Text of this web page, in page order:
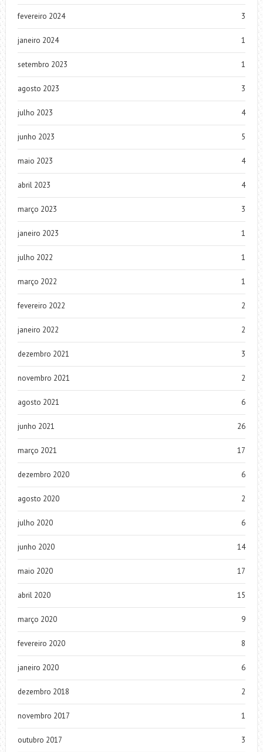
fevereiro 2024 3
janeiro 2024 1
setembro 2023 1
agosto 2023 3
julho 2023 4
junho 2023 5
maio 2023 4
abril 2023 4
março 2023 3
janeiro 2023 1
julho 2022 1
março 2022 1
fevereiro 2022 2
janeiro 2022 2
dezembro 2021 3
novembro 2021 2
agosto 2021 6
junho 2021 26
março 2021 17
dezembro 2020 6
agosto 2020 2
julho 2020 6
junho 2020 14
maio 2020 17
abril 2020 15
março 2020 9
fevereiro 2020 8
janeiro 2020 6
dezembro 2018 2
novembro 2017 1
outubro 2017 3